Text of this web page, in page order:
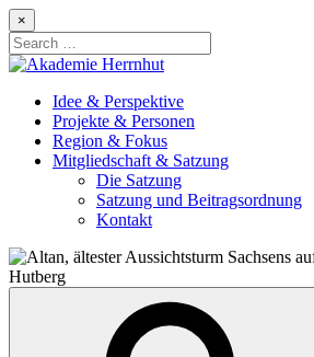
Skip
to
content
×
Search
for:
Idee & Perspektive
Projekte & Personen
Region & Fokus
Mitgliedschaft & Satzung
Die Satzung
Satzung und Beitragsordnung
Kontakt